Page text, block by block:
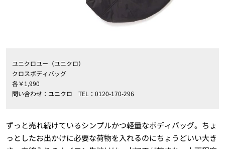
ユニクロユー（ユニクロ）
クロスボディバッグ
各￥1,990
問い合わせ：ユニクロ TEL：0120-170-296
ずっと売れ続けているシンプルかつ軽量なボディバッグ。ちょ
っとしたお出かけに必要な荷物を入れるのにちょうどいい大き